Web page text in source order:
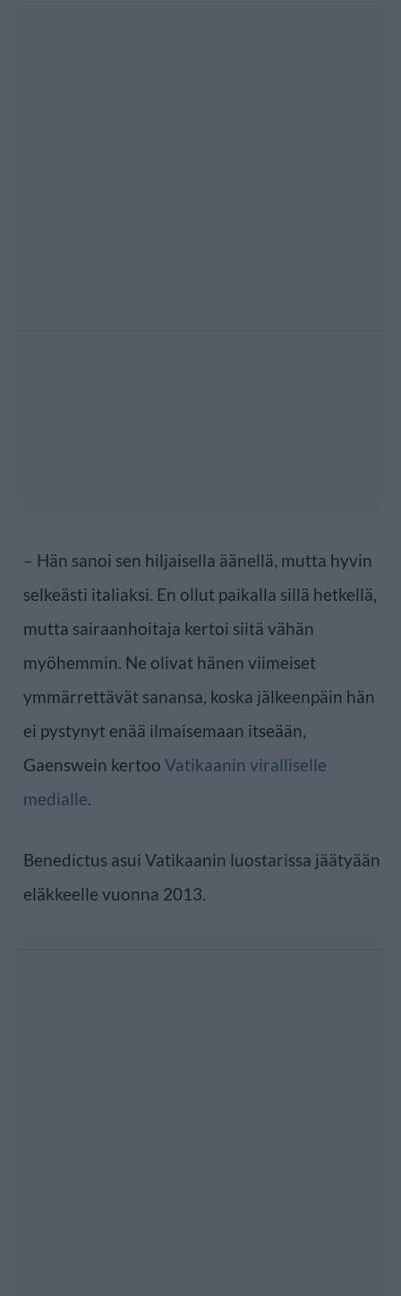
– Hän sanoi sen hiljaisella äänellä, mutta hyvin
selkeästi italiaksi. En ollut paikalla sillä hetkellä,
mutta sairaanhoitaja kertoi siitä vähän
myöhemmin. Ne olivat hänen viimeiset
ymmärrettävät sanansa, koska jälkeenpäin hän
ei pystynyt enää ilmaisemaan itseään,
Gaenswein kertoo Vatikaanin viralliselle
medialle.
Benedictus asui Vatikaanin luostarissa jäätyään
eläkkeelle vuonna 2013.